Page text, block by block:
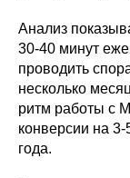
Анализ
30-40 минут
проводить
несколько
ритм работы с
конверсии на
года.